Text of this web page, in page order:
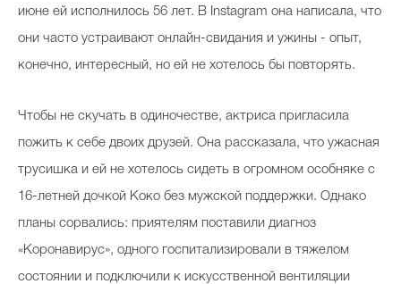
июне ей исполнилось 56 лет. В Instagram она написала, что
они часто устраивают онлайн-свидания и ужины - опыт,
конечно, интересный, но ей не хотелось бы повторять.
Чтобы не скучать в одиночестве, актриса пригласила
пожить к себе двоих друзей. Она рассказала, что ужасная
трусишка и ей не хотелось сидеть в огромном особняке с
16-летней дочкой Коко без мужской поддержки. Однако
планы сорвались: приятелям поставили диагноз
«Коронавирус», одного госпитализировали в тяжелом
состоянии и подключили к искусственной вентиляции